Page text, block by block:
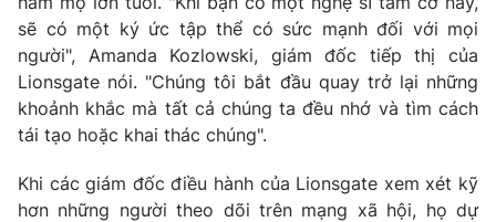
sẽ có một ký ức tập thể có sức mạnh đối với mọi
người", Amanda Kozlowski, giám đốc tiếp thị của
Lionsgate nói. "Chúng tôi bắt đầu quay trở lại những
khoảnh khắc mà tất cả chúng ta đều nhớ và tìm cách
tái tạo hoặc khai thác chúng".
Khi các giám đốc điều hành của Lionsgate xem xét kỹ
hơn những người theo dõi trên mạng xã hội, họ dự